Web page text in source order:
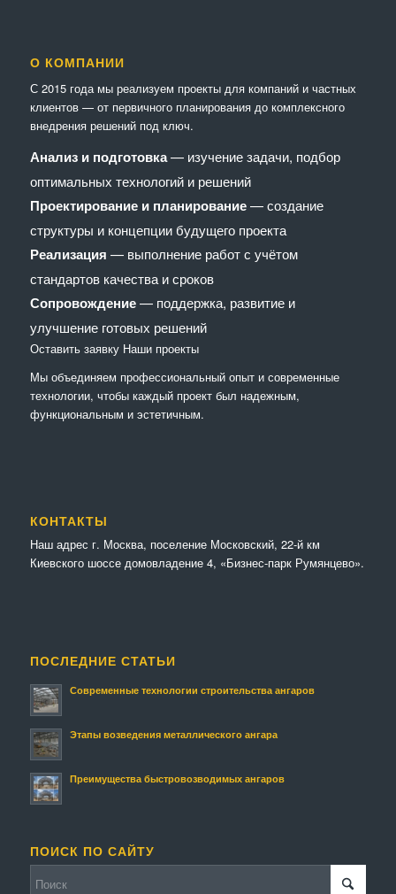
О КОМПАНИИ
С 2015 года мы реализуем проекты для компаний и частных
клиентов — от первичного планирования до комплексного
внедрения решений под ключ.
Анализ и подготовка— изучение задачи, подбор
оптимальных технологий и решений
Проектирование и планирование— создание
структуры и концепции будущего проекта
Реализация — выполнение работ с учётом
стандартов качества и сроков
Сопровождение— поддержка, развитие и
улучшение готовых решений
Оставить заявку Наши проекты
Мы объединяем профессиональный опыт и современные
технологии, чтобы каждый проект был надежным,
функциональным и эстетичным.
КОНТАКТЫ
Наш адрес г. Москва, поселение Московский, 22-й км
Киевского шоссе домовладение 4, «Бизнес-парк Румянцево».
ПОСЛЕДНИЕ СТАТЬИ
Современные технологии строительства ангаров
Этапы возведения металлического ангара
Преимущества быстровозводимых ангаров
ПОИСК ПО САЙТУ